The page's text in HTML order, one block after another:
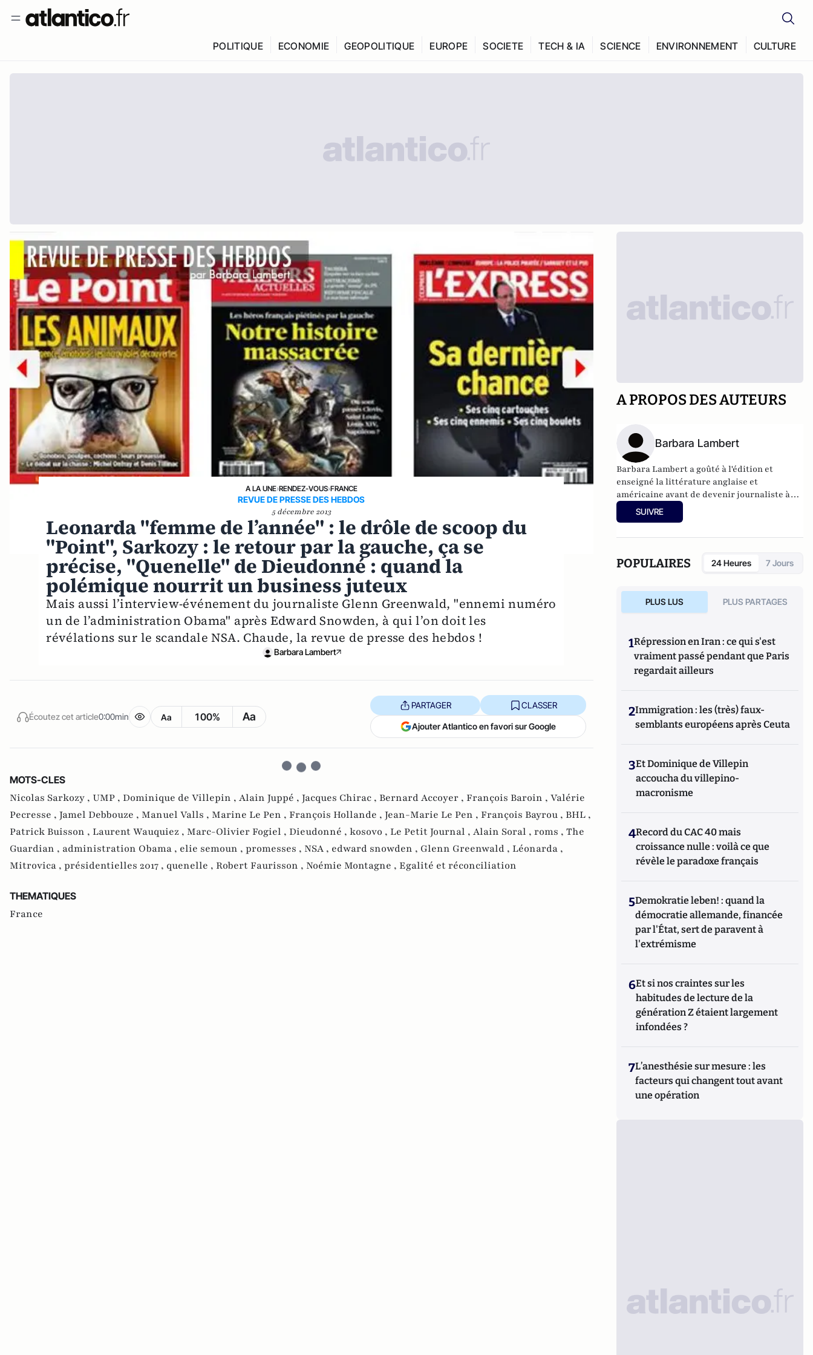
POLITIQUE ECONOMIE GEOPOLITIQUE EUROPE SOCIETE TECH & IA SCIENCE ENVIRONNEMENT CULTURE
A LA UNE›RENDEZ-VOUS›FRANCE
REVUE DE PRESSE DES HEBDOS
5 décembre 2013
Leonarda "femme de l’année" : le drôle de scoop du
"Point", Sarkozy : le retour par la gauche, ça se
précise, "Quenelle" de Dieudonné : quand la
polémique nourrit un business juteux
Mais aussi l’interview-événement du journaliste Glenn Greenwald, "ennemi numéro
un de l’administration Obama" après Edward Snowden, à qui l’on doit les
révélations sur le scandale NSA. Chaude, la revue de presse des hebdos !
Barbara Lambert
Écoutez cet article0:00min Aa 100% Aa
PARTAGER CLASSER
Ajouter Atlantico en favori sur Google
MOTS-CLES
Nicolas Sarkozy , UMP , Dominique de Villepin , Alain Juppé , Jacques Chirac , Bernard Accoyer , François Baroin , Valérie
Pecresse , Jamel Debbouze , Manuel Valls , Marine Le Pen , François Hollande , Jean-Marie Le Pen , François Bayrou , BHL ,
Patrick Buisson , Laurent Wauquiez , Marc-Olivier Fogiel , Dieudonné , kosovo , Le Petit Journal , Alain Soral , roms , The
Guardian , administration Obama , elie semoun , promesses , NSA , edward snowden , Glenn Greenwald , Léonarda ,
Mitrovica , présidentielles 2017 , quenelle , Robert Faurisson , Noémie Montagne , Egalité et réconciliation
THEMATIQUES
France
A PROPOS DES AUTEURS
Barbara Lambert
Barbara Lambert a goûté à l'édition et
enseigné la littérature anglaise et
américaine avant de devenir journaliste à
"Livres Hebdo". Elle est aujourd'hui
responsable des rubriques société/idées
SUIVRE
POPULAIRES 24 Heures 7 Jours
PLUS LUS PLUS PARTAGES
1Répression en Iran : ce qui s'est
vraiment passé pendant que Paris
regardait ailleurs
2Immigration : les (très) faux-
semblants européens après Ceuta
3Et Dominique de Villepin
accoucha du villepino-
macronisme
4Record du CAC 40 mais
croissance nulle : voilà ce que
révèle le paradoxe français
5Demokratie leben! : quand la
démocratie allemande, financée
par l'État, sert de paravent à
l'extrémisme
6Et si nos craintes sur les
habitudes de lecture de la
génération Z étaient largement
infondées ?
7L’anesthésie sur mesure : les
facteurs qui changent tout avant
une opération